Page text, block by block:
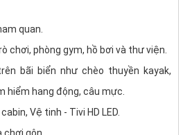
quan.
chơi, phòng gym, hồ bơi và thư viện.
bãi biển như chèo thuyền kayak,
hiểm hang động, câu mực.
Vệ tinh - Tivi HD LED.